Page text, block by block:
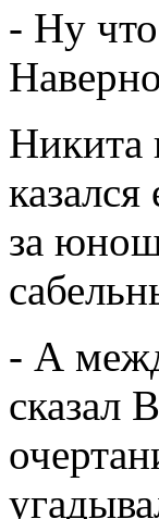
- Ну
Никита
за
- А
сказал